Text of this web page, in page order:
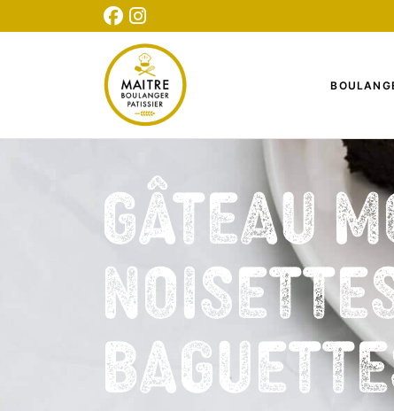
INSCRIPTION
TESTEZ NOTRE QUIZ
Gâteau